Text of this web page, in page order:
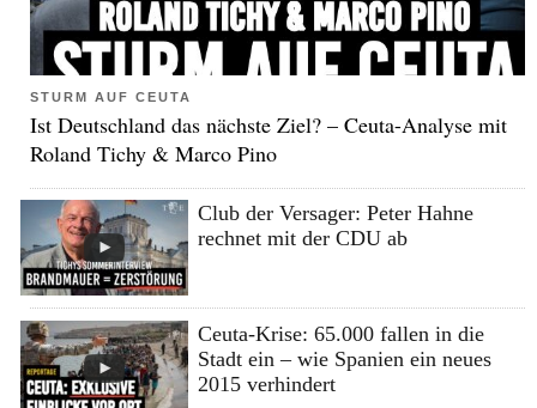
STURM AUF CEUTA
Ist Deutschland das nächste Ziel? – Ceuta-Analyse mit
Roland Tichy & Marco Pino
Club der Versager: Peter Hahne
rechnet mit der CDU ab
Ceuta-Krise: 65.000 fallen in die
Stadt ein – wie Spanien ein neues
2015 verhindert